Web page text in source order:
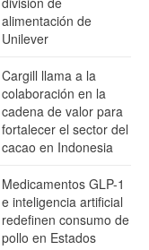
alimentación de
Unilever
Cargill llama a la
colaboración en la
cadena de valor para
fortalecer el sector del
cacao en Indonesia
Medicamentos GLP-1
e inteligencia artificial
redefinen consumo de
pollo en Estados